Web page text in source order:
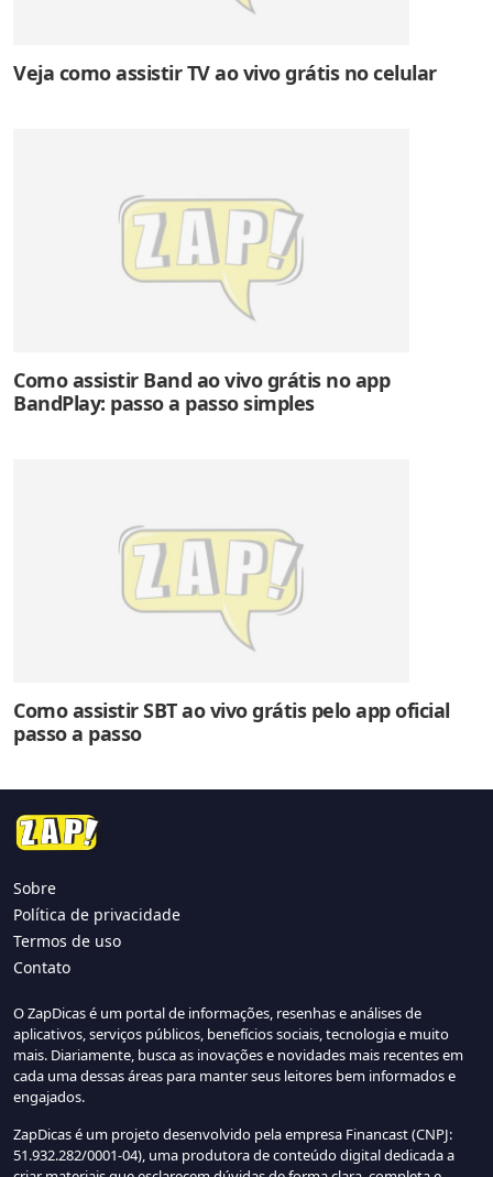
Veja como assistir TV ao vivo grátis no celular
Como assistir Band ao vivo grátis no app
BandPlay: passo a passo simples
Como assistir SBT ao vivo grátis pelo app oficial
passo a passo
Sobre
Política de privacidade
Termos de uso
Contato
O ZapDicas é um portal de informações, resenhas e análises de
aplicativos, serviços públicos, benefícios sociais, tecnologia e muito
mais. Diariamente, busca as inovações e novidades mais recentes em
cada uma dessas áreas para manter seus leitores bem informados e
engajados.
ZapDicas é um projeto desenvolvido pela empresa Financast (CNPJ:
51.932.282/0001-04), uma produtora de conteúdo digital dedicada a